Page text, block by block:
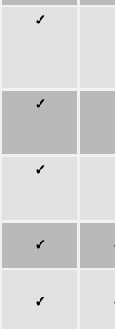
✓
✓
✓
✓ ✓
✓ ✓